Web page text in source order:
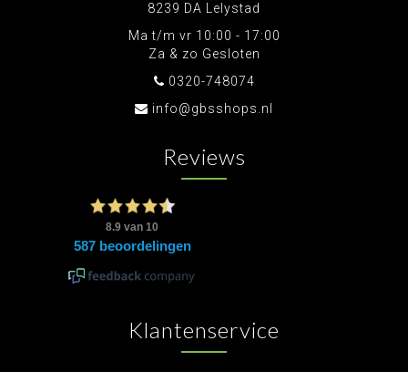
8239 DA Lelystad
Ma t/m vr 10:00 - 17:00
Za & zo Gesloten
0320-748074
info@gbsshops.nl
Reviews
Klantenservice